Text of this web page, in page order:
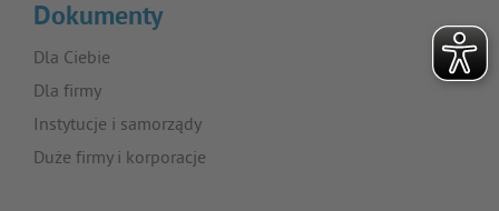
Dokumenty
Dla Ciebie
Dla firmy
Instytucje i samorządy
Duże firmy i korporacje